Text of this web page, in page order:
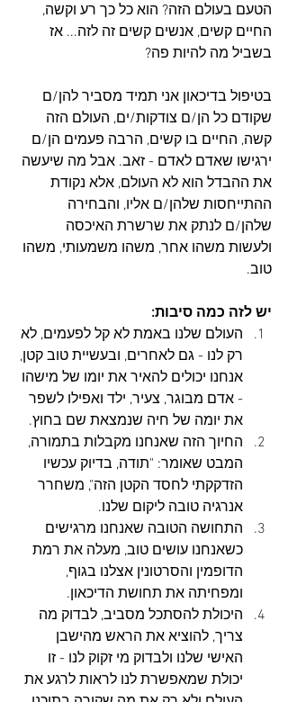
הטעם בעולם הזה? הוא כל כך רע וקשה,
החיים קשים, אנשים קשים זה לזה... אז
בשביל מה להיות פה?
בטיפול בדיכאון אני תמיד מסביר להן/ם
שקודם כל הן/ם צודקות/ים, העולם הזה
קשה, החיים בו קשים, הרבה פעמים הן/ם
ירגישו שאדם לאדם - זאב. אבל מה שיעשה
את ההבדל הוא לא העולם, אלא נקודת
ההתייחסות שלהן/ם אליו, והבחירה
שלהן/ם לנתק את שרשרת האיכסה
ולעשות משהו אחר, משהו משמעותי, משהו
טוב.
יש לזה כמה סיבות:
העולם שלנו באמת לא קל לפעמים, לא
רק לנו - גם לאחרים, ובעשיית טוב קטן,
אנחנו יכולים להאיר את יומו של מישהו
- אדם מבוגר, צעיר, ילד ואפילו לשפר
את יומה של חיה שנמצאת שם בחוץ.
החיוך הזה שאנחנו מקבלות בתמורה,
המבט שאומר: "תודה, בדיוק עכשיו
הזדקקתי לחסד הקטן הזה", משחרר
אנרגיה טובה ליקום שלנו.
התחושה הטובה שאנחנו מרגישים
כשאנחנו עושים טוב, מעלה את רמת
הדופמין והסרטונין אצלנו בגוף,
ומפחיתה את תחושת הדיכאון.
היכולת להסתכל מסביב, לבדוק מה
צריך, להוציא את הראש מהישבן
האישי שלנו ולבדוק מי זקוק לנו - זו
יכולת שמאפשרת לנו לראות לרגע את